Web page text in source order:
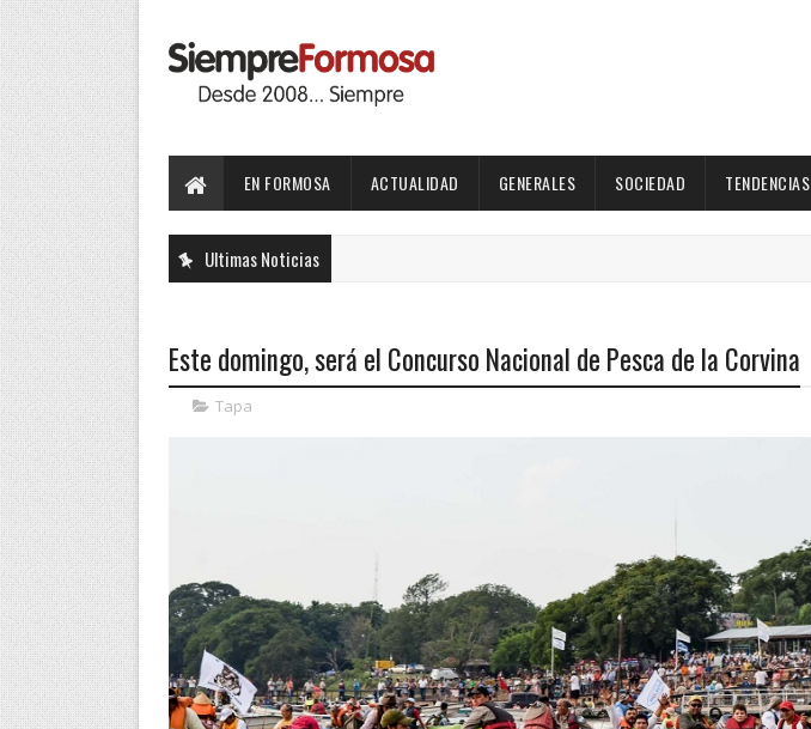
EN FORMOSA ACTUALIDAD GENERALES SOCIEDAD TENDENCIAS
Ultimas Noticias
Este domingo, será el Concurso Nacional de Pesca de la Corvina
Tapa